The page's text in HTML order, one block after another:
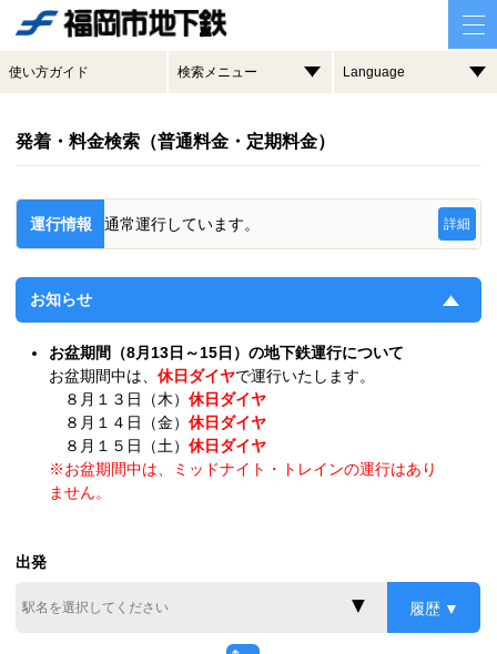
使い方ガイド 検索メニュー Language
発着・料金検索（普通料金・定期料金）
運行情報 通常運行しています。 詳細
お知らせ
お盆期間（8月13日～15日）の地下鉄運行について
お盆期間中は、 休日ダイヤで運行いたします。
８月１３日（木） 休日ダイヤ
８月１４日（金） 休日ダイヤ
８月１５日（土） 休日ダイヤ
※お盆期間中は、ミッドナイト・トレインの運行はあり
ません。
出発
履歴